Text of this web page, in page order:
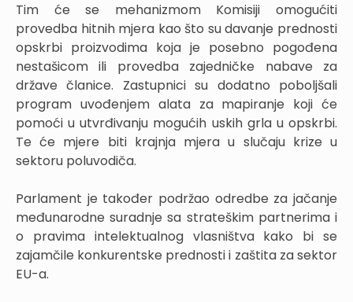
Tim će se mehanizmom Komisiji omogućiti
provedba hitnih mjera kao što su davanje prednosti
opskrbi proizvodima koja je posebno pogođena
nestašicom ili provedba zajedničke nabave za
države članice. Zastupnici su dodatno poboljšali
program uvođenjem alata za mapiranje koji će
pomoći u utvrđivanju mogućih uskih grla u opskrbi.
Te će mjere biti krajnja mjera u slučaju krize u
sektoru poluvodiča.
Parlament je također podržao odredbe za jačanje
međunarodne suradnje sa strateškim partnerima i
o pravima intelektualnog vlasništva kako bi se
zajamčile konkurentske prednosti i zaštita za sektor
EU-a.